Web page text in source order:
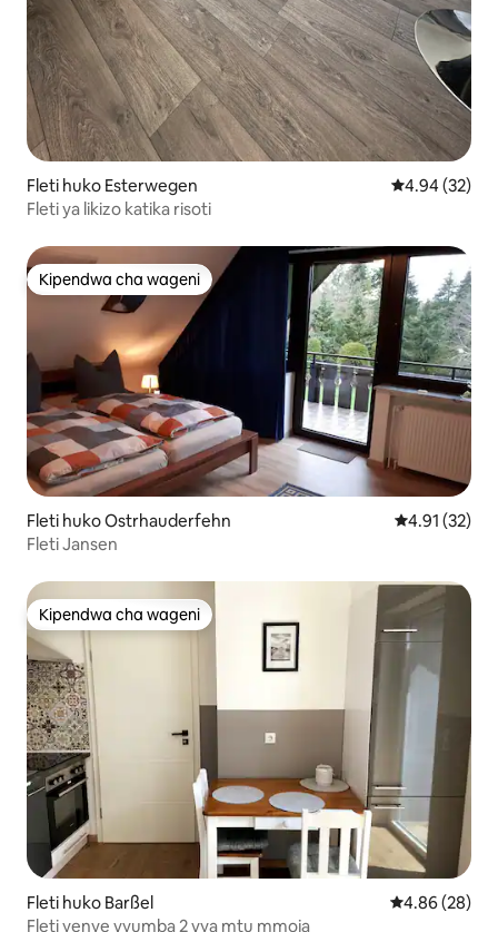
Fleti huko Esterwegen Ukadiriaji wa
4.94 (32)
Fleti ya likizo katika risoti
Kipendwa cha wageni
Kipendwa cha wageni
Fleti huko Ostrhauderfehn Ukadiriaji wa
4.91 (32)
Fleti Jansen
Kipendwa cha wageni
Kipendwa cha wageni
Fleti huko Barßel Ukadiriaji wa
4.86 (28)
Fleti yenye vyumba 2 vya mtu mmoja